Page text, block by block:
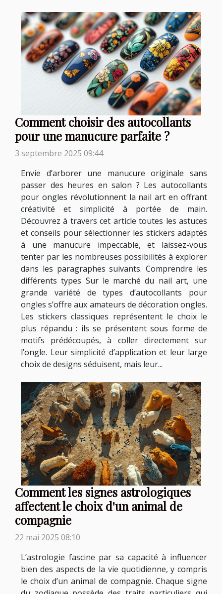
Comment choisir des autocollants
pour une manucure parfaite ?
3 septembre 2025 09:44
Envie d’arborer une manucure originale sans
passer des heures en salon ? Les autocollants
pour ongles révolutionnent la nail art en offrant
créativité et simplicité à portée de main.
Découvrez à travers cet article toutes les astuces
et conseils pour sélectionner les stickers adaptés
à une manucure impeccable, et laissez-vous
tenter par les nombreuses possibilités à explorer
dans les paragraphes suivants. Comprendre les
différents types Sur le marché du nail art, une
grande variété de types d’autocollants pour
ongles s’offre aux amateurs de décoration ongles.
Les stickers classiques représentent le choix le
plus répandu : ils se présentent sous forme de
motifs prédécoupés, à coller directement sur
l’ongle. Leur simplicité d’application et leur large
choix de designs séduisent, mais leur...
Comment les signes astrologiques
affectent le choix d'un animal de
compagnie
22 mai 2025 08:10
L’astrologie fascine par sa capacité à influencer
bien des aspects de la vie quotidienne, y compris
le choix d’un animal de compagnie. Chaque signe